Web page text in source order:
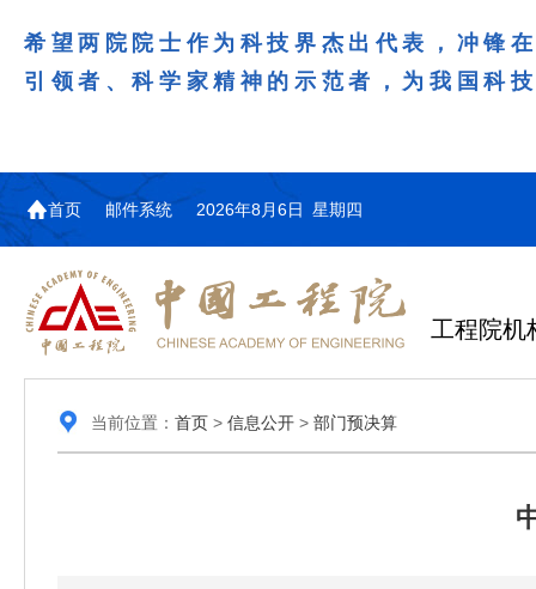
希望两院院士作为科技界杰出代表，冲锋
引领者、科学家精神的示范者，为我国科
首页 邮件系统 2026年8月6日 星期四
工程院机
当前位置： 首页> 信息公开> 部门预决算